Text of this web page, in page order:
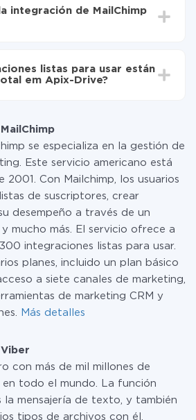
minutos. En promedio, la
10 y 15 minutos.
integración de MailChimp
por la cantidad de datos que
de uno de sus sistemas a otro
de tarifa gratuita o cambiar a
Más detalles sobre
listas para usar están
em Apix-Drive?
se especializa en la gestión de
Este servicio americano está
2001. Con Mailchimp, los usuarios
de suscriptores, crear
desempeño a través de un
mucho más. El servicio ofrece a
integraciones listas para usar.
planes, incluido un plan básico
a siete canales de marketing,
de marketing CRM y
Más detalles
con más de mil millones de
en todo el mundo. La función
la mensajería de texto, y también
tipos de archivos con él.